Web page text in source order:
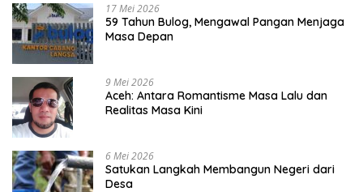
17 Mei 2026
59 Tahun Bulog, Mengawal Pangan Menjaga
Masa Depan
9 Mei 2026
Aceh: Antara Romantisme Masa Lalu dan
Realitas Masa Kini
6 Mei 2026
Satukan Langkah Membangun Negeri dari
Desa